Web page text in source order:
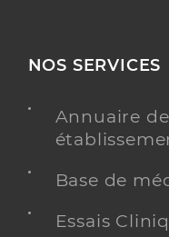
NOS SERVICES
Annuaire
Base de
Essais